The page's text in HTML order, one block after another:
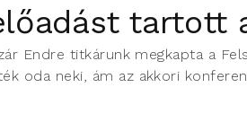
tartott
Endre titkárunk megkapta a
oda neki, ám az akkori